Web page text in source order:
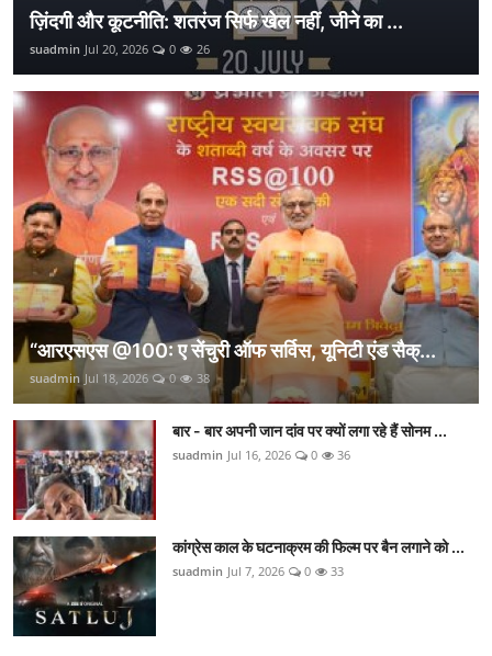
ज़िंदगी और कूटनीति: शतरंज सिर्फ खेल नहीं, जीने का ...
suadmin Jul 20, 2026 0 26
“आरएसएस @100: ए सेंचुरी ऑफ सर्विस, यूनिटी एंड सैक्...
suadmin Jul 18, 2026 0 38
बार - बार अपनी जान दांव पर क्यों लगा रहे हैं सोनम ...
suadmin Jul 16, 2026 0 36
कांग्रेस काल के घटनाक्रम की फिल्म पर बैन लगाने को ...
suadmin Jul 7, 2026 0 33